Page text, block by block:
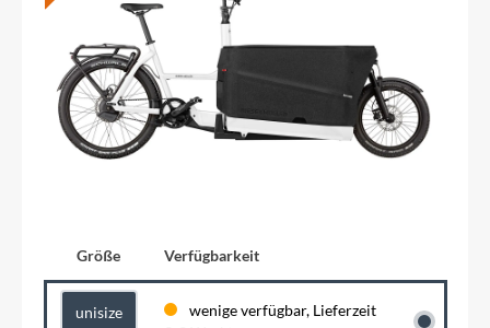
Größe Verfügbarkeit
unisize
wenige verfügbar, Lieferzeit